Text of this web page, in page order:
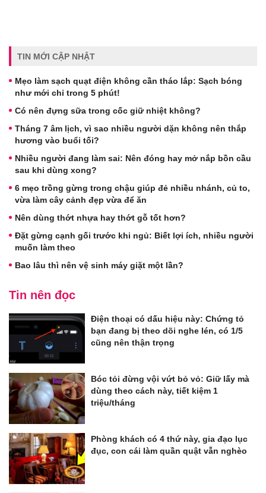
TIN MỚI CẬP NHẬT
Mẹo làm sạch quạt điện không cần tháo lắp: Sạch bóng
như mới chỉ trong 5 phút!
Có nên đựng sữa trong cốc giữ nhiệt không?
Tháng 7 âm lịch, vì sao nhiều người dặn không nên thắp
hương vào buổi tối?
Nhiều người đang làm sai: Nên đóng hay mở nắp bồn cầu
sau khi dùng xong?
6 mẹo trồng gừng trong chậu giúp đẻ nhiều nhánh, củ to,
vừa làm cây cảnh đẹp vừa để ăn
Nên dùng thớt nhựa hay thớt gỗ tốt hơn?
Đặt gừng cạnh gối trước khi ngủ: Biết lợi ích, nhiều người
muốn làm theo
Bao lâu thì nên vệ sinh máy giặt một lần?
Tin nên đọc
Điện thoại có dấu hiệu này: Chứng tỏ
bạn đang bị theo dõi nghe lén, có 1/5
cũng nên thận trọng
Bóc tỏi đừng vội vứt bỏ vỏ: Giữ lấy mà
dùng theo cách này, tiết kiệm 1
triệu/tháng
Phòng khách có 4 thứ này, gia đạo lục
đục, con cái làm quần quật vẫn nghèo